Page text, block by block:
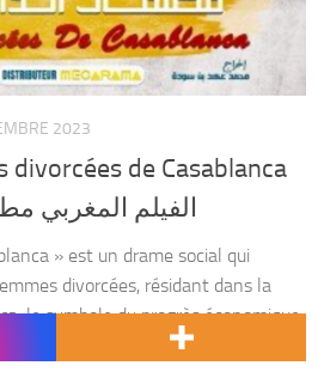
2023
divorcées de Casablanca
الفيلم المغربي
» est un drame social qui
divorcées, résidant dans la
le symbole du progrès économique,
Ces...